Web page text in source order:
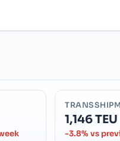
1,146 TEU
-3.8% vs